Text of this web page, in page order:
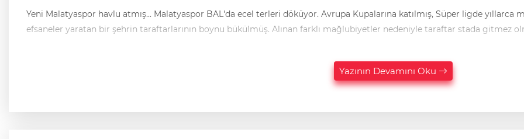
Yeni Malatyaspor havlu atmış... Malatyaspor BAL'da ecel terleri döküyor. Avrupa Kupalarına katılmış, Süper ligde yıllarca mücadele etmiş, 3 hatta 4 büyükleri dize getirmiş,
efsaneler yaratan bir şehrin taraftarlarının boynu bükülmüş. Alınan farklı mağlubiyetler nedeniyle taraftar stada gitmez
Yazının Devamını Oku